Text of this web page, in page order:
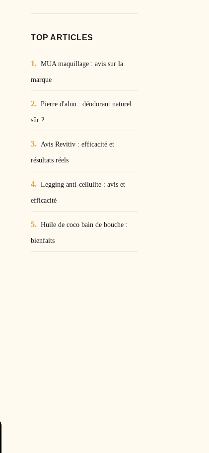
TOP ARTICLES
MUA maquillage : avis sur la
marque
Pierre d'alun : déodorant naturel
sûr ?
Avis Revitiv : efficacité et
résultats réels
Legging anti-cellulite : avis et
efficacité
Huile de coco bain de bouche :
bienfaits